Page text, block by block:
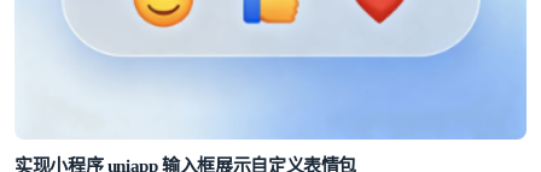
实现小程序 uniapp 输入框展示自定义表情包